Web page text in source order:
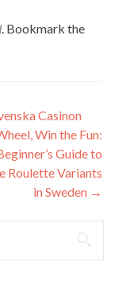
. Bookmark the
Casinon
Win the Fun:
Guide to
Roulette Variants
in Sweden →